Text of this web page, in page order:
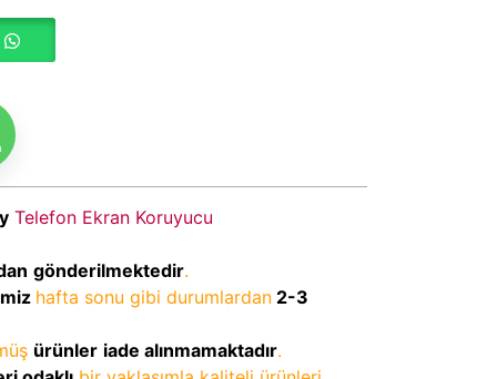
Telefon Ekran Koruyucu
gönderilmektedir.
hafta sonu gibi durumlardan 2-3
ürünler iade alınmamaktadır.